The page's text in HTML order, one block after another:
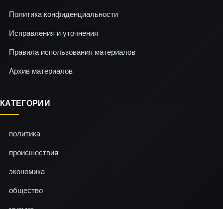
Политика конфиденциальности
Исправления и уточнения
Правила использования материалов
Архив материалов
КАТЕГОРИИ
политика
происшествия
экономика
общество